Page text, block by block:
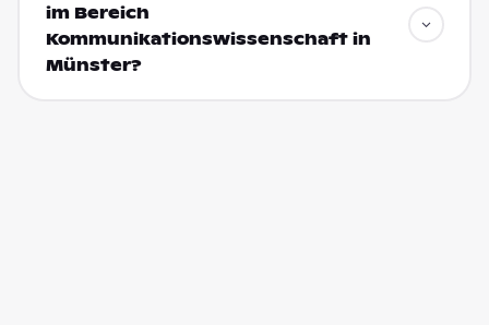
im Bereich
Kommunikationswissenschaft in
Münster?